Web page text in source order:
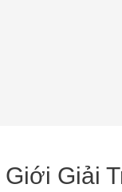
Giới Giải